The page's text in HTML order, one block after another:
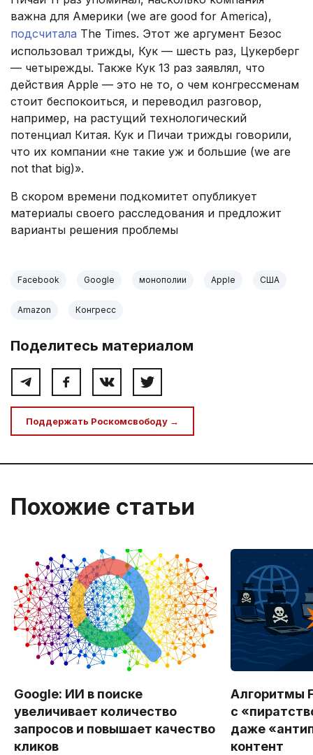
важна для Америки (we are good for America),
подсчитала The Times. Этот же аргумент Безос
использовал трижды, Кук — шесть раз, Цукерберг
— четырежды. Также Кук 13 раз заявлял, что
действия Apple — это не то, о чем конгрессменам
стоит беспокоиться, и переводил разговор,
например, на растущий технологический
потенциал Китая. Кук и Пичаи трижды говорили,
что их компании «не такие уж и большие (we are
not that big)».
В скором времени подкомитет опубликует
материалы своего расследования и предложит
варианты решения проблемы
Facebook Google монополии Apple США
Amazon Конгресс
Поделитесь материалом
Поддержать Роскомсвободу →
Похожие статьи
Google: ИИ в поиске
увеличивает количество
запросов и повышает качество
кликов
Алгоритмы
с
даже
контент